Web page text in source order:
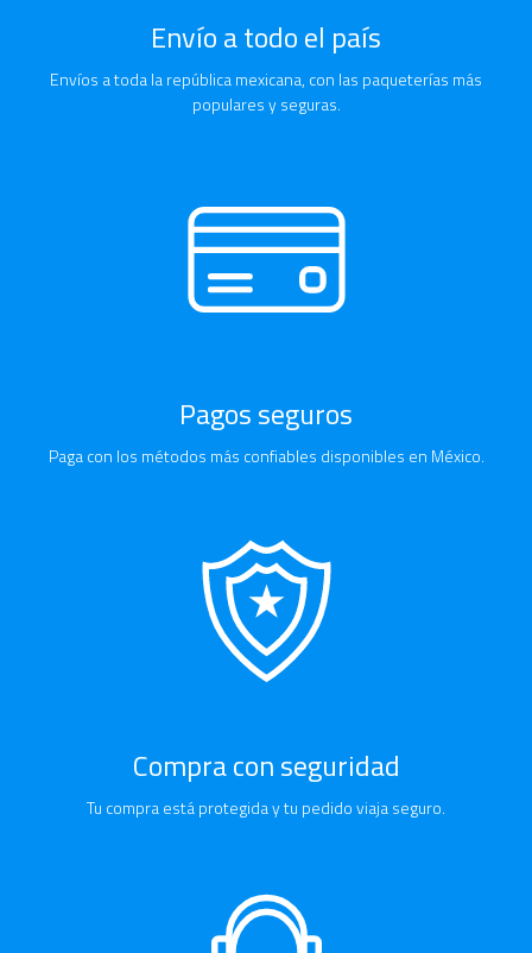
Envío a todo el país
Envíos a toda la república mexicana, con las paqueterías más
populares y seguras.
Pagos seguros
Paga con los métodos más confiables disponibles en México.
Compra con seguridad
Tu compra está protegida y tu pedido viaja seguro.